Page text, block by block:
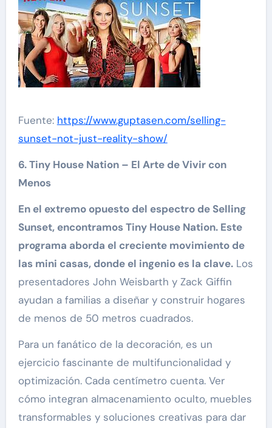
Fuente: https://www.guptasen.com/selling-
sunset-not-just-reality-show/
6. Tiny House Nation – El Arte de Vivir con
Menos
En el extremo opuesto del espectro de Selling
Sunset, encontramos Tiny House Nation. Este
programa aborda el creciente movimiento de
las mini casas, donde el ingenio es la clave.Los
presentadores John Weisbarth y Zack Giffin
ayudan a familias a diseñar y construir hogares
de menos de 50 metros cuadrados.
Para un fanático de la decoración, es un
ejercicio fascinante de multifuncionalidad y
optimización. Cada centímetro cuenta. Ver
cómo integran almacenamiento oculto, muebles
transformables y soluciones creativas para dar